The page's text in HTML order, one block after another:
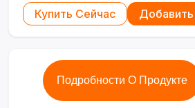
Купить Сейчас
Подробности О Продукте